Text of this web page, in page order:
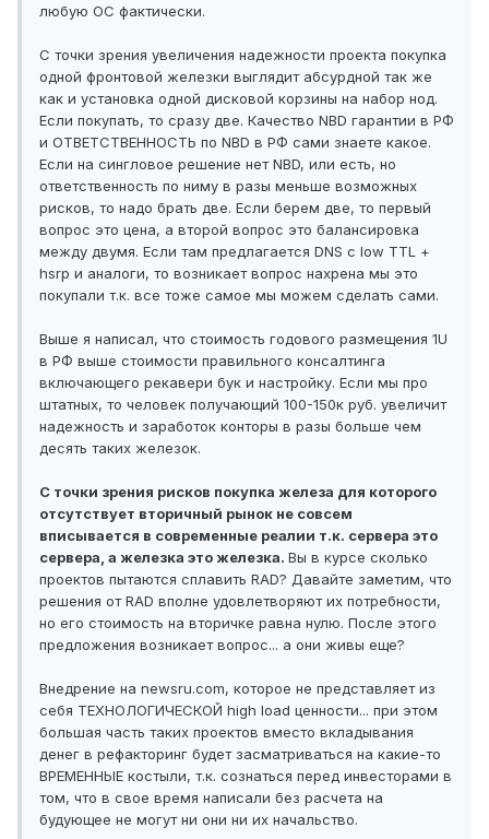
любую ОС фактически.
С точки зрения увеличения надежности проекта покупка
одной фронтовой железки выглядит абсурдной так же
как и установка одной дисковой корзины на набор нод.
Если покупать, то сразу две. Качество NBD гарантии в РФ
и ОТВЕТСТВЕННОСТЬ по NBD в РФ сами знаете какое.
Если на сингловое решение нет NBD, или есть, но
ответственность по ниму в разы меньше возможных
рисков, то надо брать две. Если берем две, то первый
вопрос это цена, а второй вопрос это балансировка
между двумя. Если там предлагается DNS с low TTL +
hsrp и аналоги, то возникает вопрос нахрена мы это
покупали т.к. все тоже самое мы можем сделать сами.
Выше я написал, что стоимость годового размещения 1U
в РФ выше стоимости правильного консалтинга
включающего рекавери бук и настройку. Если мы про
штатных, то человек получающий 100-150к руб. увеличит
надежность и заработок конторы в разы больше чем
десять таких железок.
C точки зрения рисков покупка железа для которого
отсутствует вторичный рынок не совсем
вписывается в современные реалии т.к. сервера это
сервера, а железка это железка. Вы в курсе сколько
проектов пытаются сплавить RAD? Давайте заметим, что
решения от RAD вполне удовлетворяют их потребности,
но его стоимость на вторичке равна нулю. После этого
предложения возникает вопрос... а они живы еще?
Внедрение на newsru.com, которое не представляет из
себя ТЕХНОЛОГИЧЕСКОЙ high load ценности... при этом
большая часть таких проектов вместо вкладывания
денег в рефакторинг будет засматриваться на какие-то
ВРЕМЕННЫЕ костыли, т.к. сознаться перед инвесторами в
том, что в свое время написали без расчета на
будующее не могут ни они ни их начальство.